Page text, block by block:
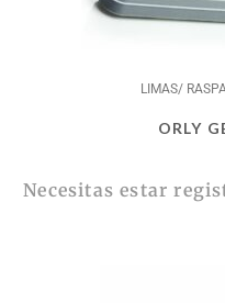
LIMAS/
ORLY
Necesitas estar